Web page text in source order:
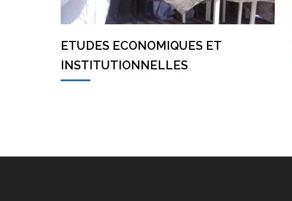
ETUDES ECONOMIQUES ET
INSTITUTIONNELLES